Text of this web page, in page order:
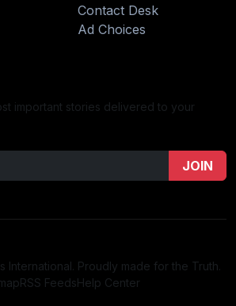
Contact Desk
Ad Choices
important stories delivered to your
JOIN
International. Proudly made for the Truth.
RSS FeedsHelp Center